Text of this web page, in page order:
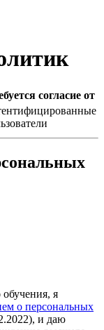
согласие от
я
о персональных
и даю